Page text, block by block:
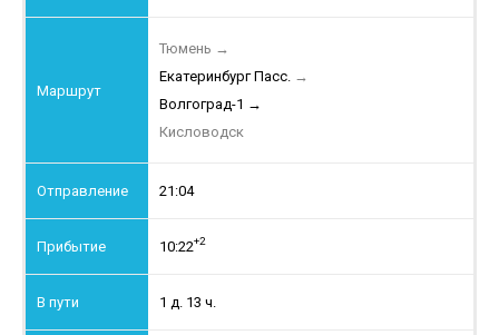
Тюмень →
Екатеринбург Пасс. →
Волгоград-1 →
Кисловодск
21:04
10:22+2
1 д. 13 ч.